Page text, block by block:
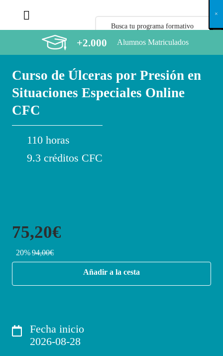
+2.000 Alumnos Matriculados
Curso de Úlceras por Presión en
Situaciones Especiales Online
CFC
110 horas
9.3 créditos CFC
75,20€
20%94,00€
Añadir a la cesta
Fecha inicio
2026-08-28
X
×
×
×
×
×
×
×
×
×
×
×
×
×
×
×
×
×
×
×
×
×
×
×
×
×
×
×
×
×
×
×
×
×
×
×
×
×
×
×
×
×
×
×
×
×
×
×
×
×
×
×
×
×
×
×
×
×
×
×
×
×
×
×
×
×
×
×
×
×
×
×
×
×
×
×
×
×
×
×
×
×
×
×
×
×
×
×
×
×
×
×
×
×
×
×
×
×
×
×
×
×
×
×
×
×
×
×
×
×
×
×
×
×
×
×
×
×
×
×
×
×
×
×
×
×
×
×
×
×
×
×
×
×
×
×
×
×
×
×
×
×
×
×
×
×
×
×
×
×
×
×
×
×
×
×
×
×
×
×
×
×
×
×
×
×
×
×
×
×
×
×
×
×
×
×
×
×
×
×
×
×
×
×
×
×
×
×
×
×
×
×
×
×
×
×
×
×
×
×
×
×
×
×
×
×
×
×
×
×
×
×
×
×
×
×
×